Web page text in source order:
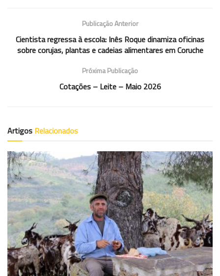
Publicação Anterior
Cientista regressa à escola: Inês Roque dinamiza oficinas
sobre corujas, plantas e cadeias alimentares em Coruche
Próxima Publicação
Cotações – Leite – Maio 2026
Artigos Relacionados